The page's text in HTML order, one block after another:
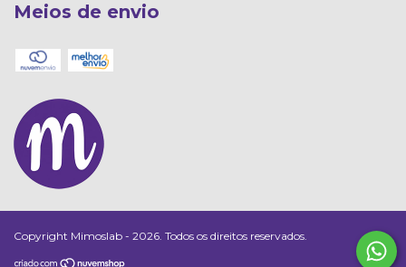
Meios de envio
Copyright Mimoslab - 2026. Todos os direitos reservados.